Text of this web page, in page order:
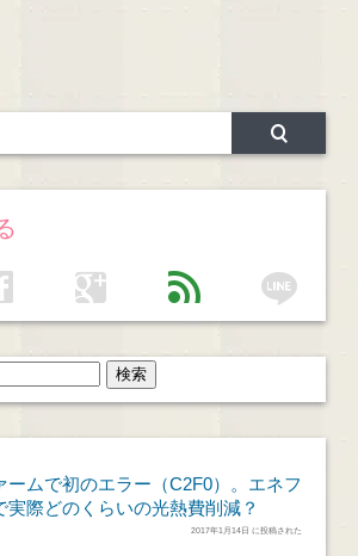
google feed line
ームで初のエラー（C2F0）。エネフ
実際どのくらいの光熱費削減？
2017年1月14日 に投稿された